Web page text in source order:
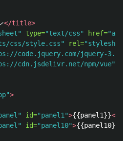
</title>
type="text/css" href=
css/style.css" rel="stylesheet"
code.jquery.com/jquery-
cdn.jsdelivr.net/npm/vue"
>
id="panel1">︎{{panel1}}</
id="panel10">{{panel10}}